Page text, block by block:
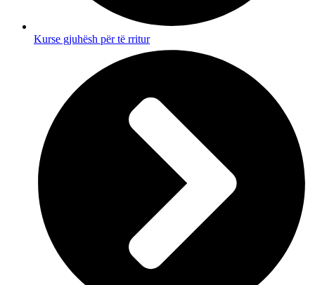
Kurse gjuhësh për të rritur